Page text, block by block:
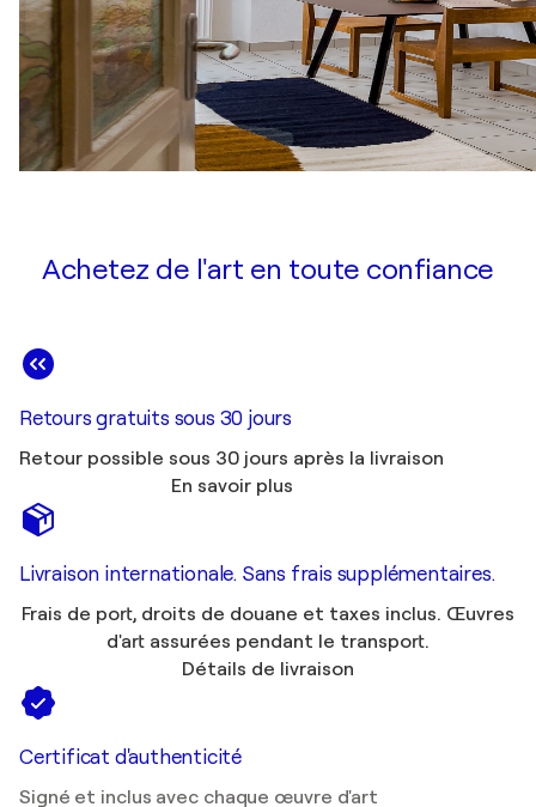
Achetez de l'art en toute confiance
Retours gratuits sous 30 jours
Retour possible sous 30 jours après la livraison
En savoir plus
Livraison internationale. Sans frais supplémentaires.
Frais de port, droits de douane et taxes inclus. Œuvres
d'art assurées pendant le transport.
Détails de livraison
Certificat d'authenticité
Signé et inclus avec chaque œuvre d'art